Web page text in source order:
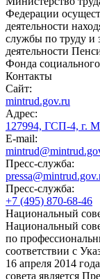
Федерации
деятельности
службы по труду и
деятельности
Фонда
Контакты
Сайт:
mintrud.gov.ru
Адрес:
127994, ГСП-4, г.
E-mail:
Пресс-служба:
Пресс-служба:
+7 (495) 870-68-46
Национальный
Национальный
по
соответствии с
16 апреля 2014
совета является